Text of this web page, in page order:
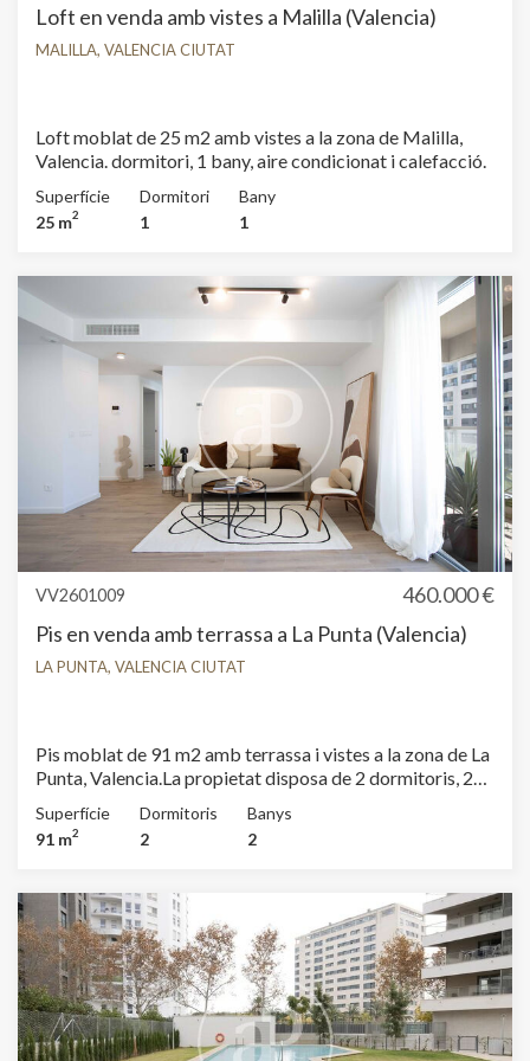
Loft en venda amb vistes a Malilla (Valencia)
MALILLA, VALENCIA CIUTAT
Loft moblat de 25 m2 amb vistes a la zona de Malilla,
Valencia. dormitori, 1 bany, aire condicionat i calefacció.
Superfície
25 m2
Dormitori
1
Bany
1
VV2601009
460.000 €
Pis en venda amb terrassa a La Punta (Valencia)
LA PUNTA, VALENCIA CIUTAT
Pis moblat de 91 m2 amb terrassa i vistes a la zona de La
Punta, Valencia.La propietat disposa de 2 dormitoris, 2
Superfície
91 m2
Dormitoris
2
Banys
2